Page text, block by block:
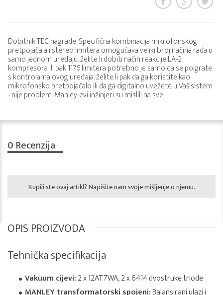
Dobitnik TEC nagrade. Specifična kombinacija mikrofonskog
pretpojačala i stereo limitera omogućava veliki broj načina rada u
samo jednom uređaju. želite li dobiti način reakcije LA-2
kompresora ili pak 1176 limitera potrebno je samo da se poigrate
s kontrolama ovog uređaja. želite li pak da ga koristite kao
mikrofonsko pretpojačalo ili da ga digitalno uvežete u Vaš sistem
- nije problem. Manley-evi inžinjeri su mislili na sve!
0 Recenzija
Kupili ste ovaj artikl? Napišite nam svoje mišljenje o njemu.
OPIS PROIZVODA
Tehnička specifikacija
Vakuum cijevi:2 x 12AT7WA, 2 x 6414 dvostruke triode
MANLEY transformatorski spojeni:Balansirani ulazi i